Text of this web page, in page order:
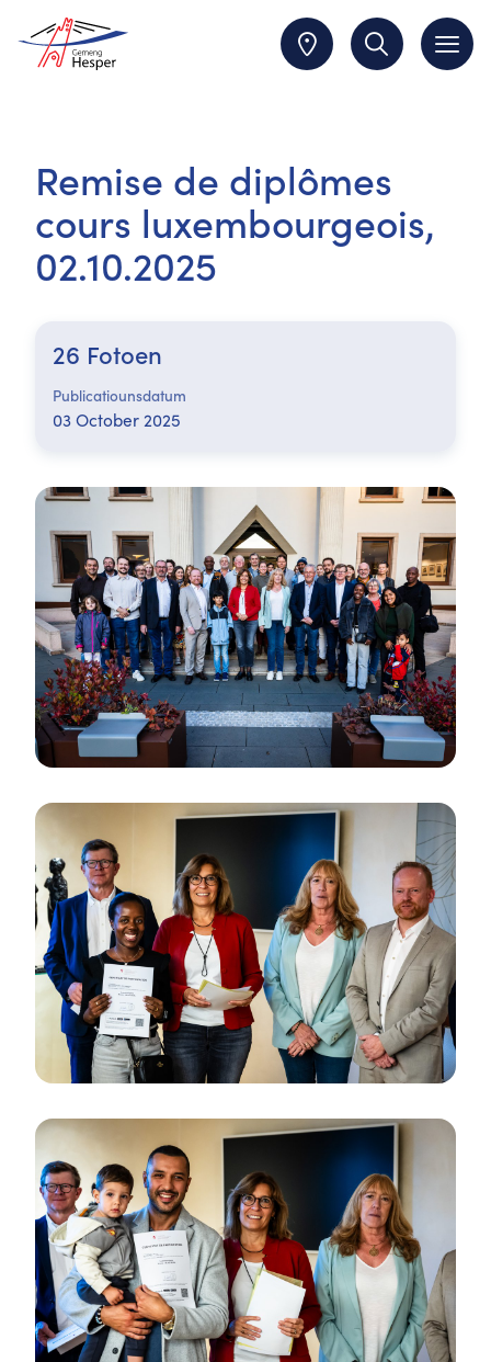
Remise de diplômes
cours luxembourgeois,
02.10.2025
26 Fotoen
Publicatiounsdatum
03 October 2025